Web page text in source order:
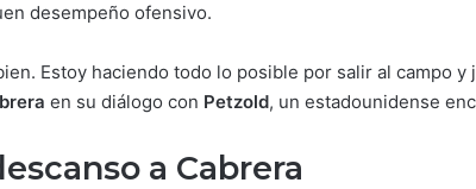
desempeño ofensivo.
Estoy haciendo todo lo posible por salir al campo
en su diálogo con Petzold, un estadounidense
a Cabrera